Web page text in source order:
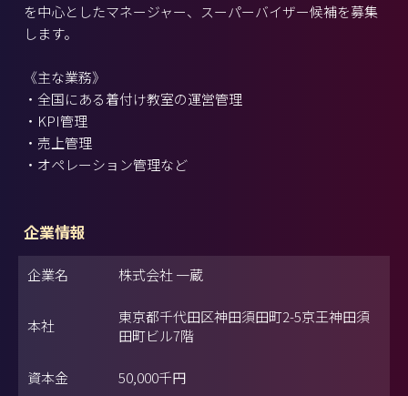
を中心としたマネージャー、スーパーバイザー候補を募集
します。
《主な業務》
・全国にある着付け教室の運営管理
・KPI管理
・売上管理
・オペレーション管理など
企業情報
企業名 株式会社 一蔵
本社
東京都千代田区神田須田町2-5京王神田須
田町ビル7階
資本金 50,000千円